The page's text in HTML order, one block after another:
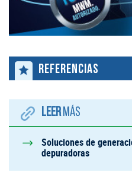
REFERENCIAS
LEERMÁS
Soluciones de
depuradoras